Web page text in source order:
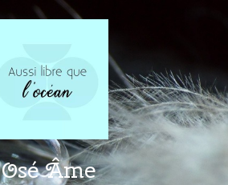
Osé Âme